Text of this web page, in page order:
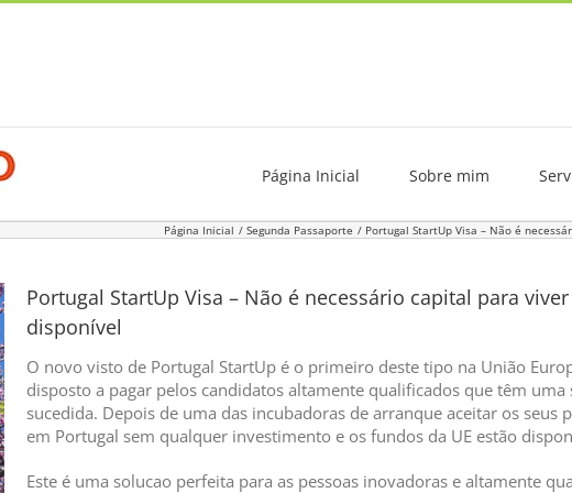
Página Inicial Sobre mim
Página Inicial Segunda Passaporte Portugal StartUp Visa – Não é
Portugal StartUp Visa – Não é necessário capital para
disponível
O novo visto de Portugal StartUp é o primeiro deste tipo na União
disposto a pagar pelos candidatos altamente qualificados que têm
sucedida. Depois de uma das incubadoras de arranque aceitar os seus
em Portugal sem qualquer investimento e os fundos da UE estão
Este é uma solucao perfeita para as pessoas inovadoras e altamente